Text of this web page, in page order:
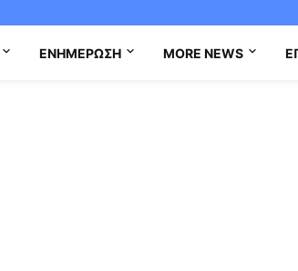
ΕΝΗΜΈΡΩΣΗ MORE NEWS